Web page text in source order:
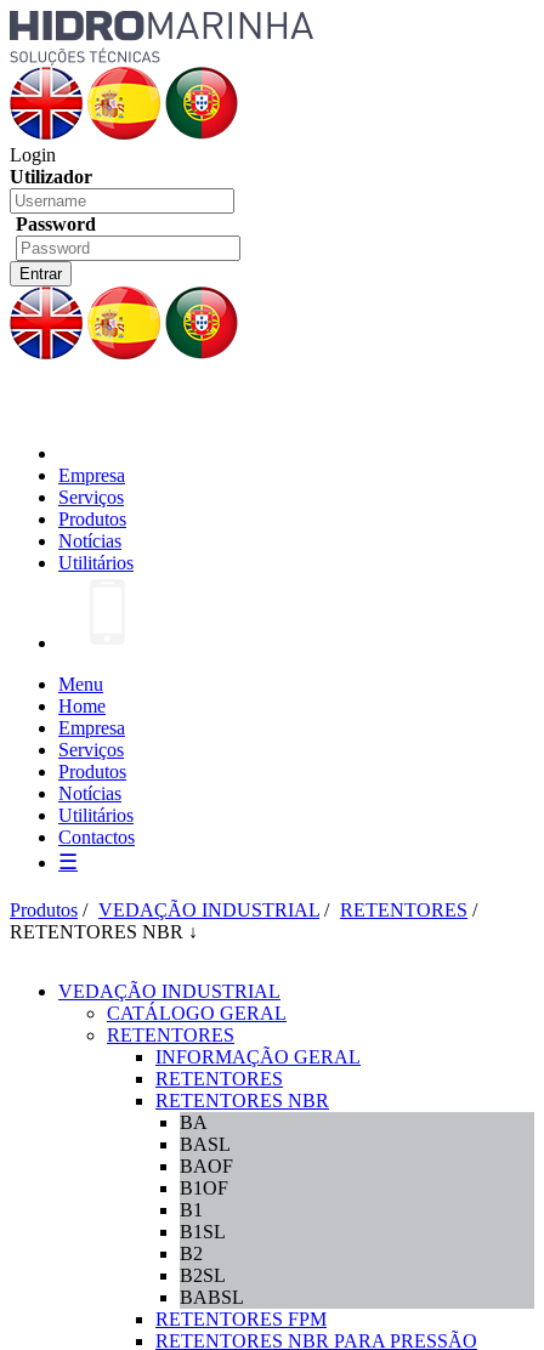
Login
Utilizador
Password
Empresa
Serviços
Produtos
Notícias
Utilitários
Menu
Home
Empresa
Serviços
Produtos
Notícias
Utilitários
Contactos
☰
Produtos / VEDAÇÃO INDUSTRIAL / RETENTORES /
RETENTORES NBR ↓
VEDAÇÃO INDUSTRIAL
CATÁLOGO GERAL
RETENTORES
INFORMAÇÃO GERAL
RETENTORES
RETENTORES NBR
BA
BASL
BAOF
B1OF
B1
B1SL
B2
B2SL
BABSL
RETENTORES FPM
RETENTORES NBR PARA PRESSÃO